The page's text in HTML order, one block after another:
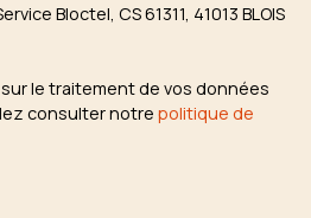
Bloctel, CS 61311, 41013 BLOIS
le traitement de vos données
consulter notre politique de